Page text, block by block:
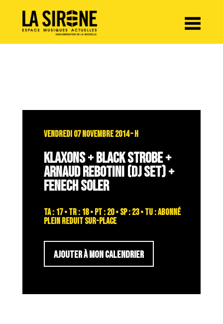
VENDREDI 07 NOVEMBRE 2014 – H
KLAXONS + BLACK STROBE +
ARNAUD REBOTINI (DJ SET) +
FENECH SOLER
TA : 17 • TR : 18 • PT : 20 • SP : 23 • TU : abonné
plein reduit sur-place
AJOUTER À MON CALENDRIER